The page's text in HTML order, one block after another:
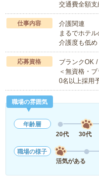
交通費全額支
仕事内容
介護関連
まるでホテ
介護度も低
応募資格
ブランクOK
＜無資格・
0名以上採用
職場の雰囲気
年齢層
20代
30代
職場の様子
活気がある